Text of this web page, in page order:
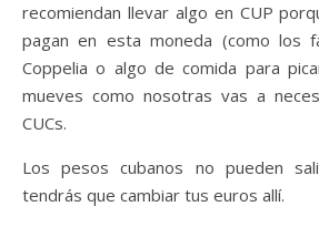
recomiendan llevar algo en CUP
pagan en esta moneda (como los
Coppelia o algo de comida para
mueves como nosotras vas a
CUCs.
Los pesos cubanos no pueden
tendrás que cambiar tus euros allí.